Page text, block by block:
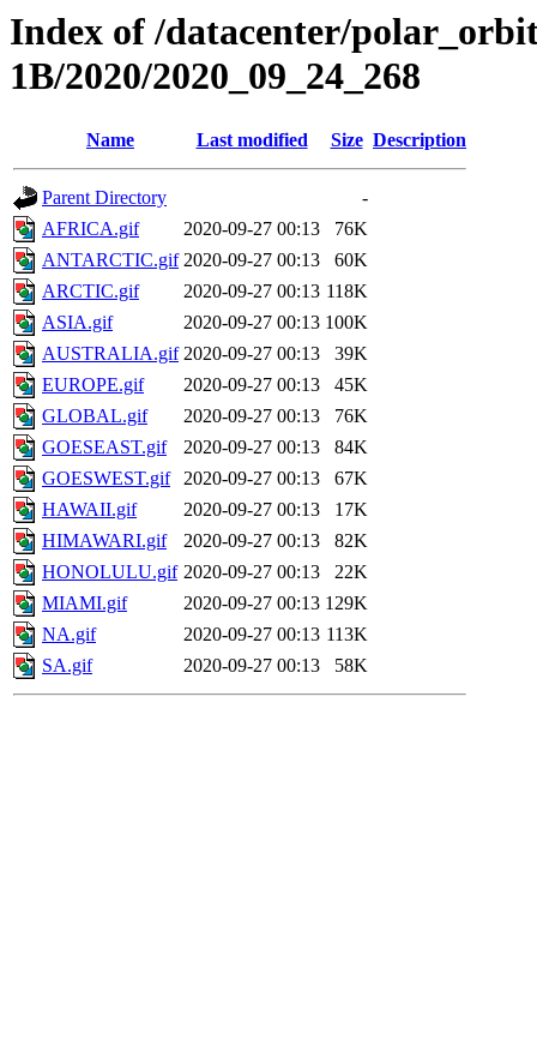
Index of /datacenter/
1B/2020/2020_09_24_268
Name Last modified Size Description
Parent Directory
-
AFRICA.gif
2020-09-27 00:13
76K
ANTARCTIC.gif 2020-09-27 00:13
60K
ARCTIC.gif
2020-09-27 00:13 118K
ASIA.gif
2020-09-27 00:13 100K
AUSTRALIA.gif 2020-09-27 00:13
39K
EUROPE.gif
2020-09-27 00:13
45K
GLOBAL.gif
2020-09-27 00:13
76K
GOESEAST.gif
2020-09-27 00:13
84K
GOESWEST.gif
2020-09-27 00:13
67K
HAWAII.gif
2020-09-27 00:13
17K
HIMAWARI.gif
2020-09-27 00:13
82K
HONOLULU.gif 2020-09-27 00:13
22K
MIAMI.gif
2020-09-27 00:13 129K
NA.gif
2020-09-27 00:13 113K
SA.gif
2020-09-27 00:13 58K